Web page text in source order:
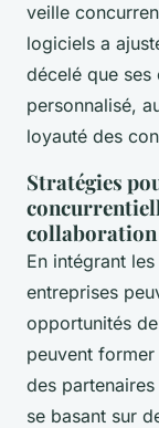
veille
logiciels a
décelé que
personnalisé,
loyauté des
Stratégies
collaboration
En intégrant
entreprises
opportunités
peuvent former
des
se basant sur